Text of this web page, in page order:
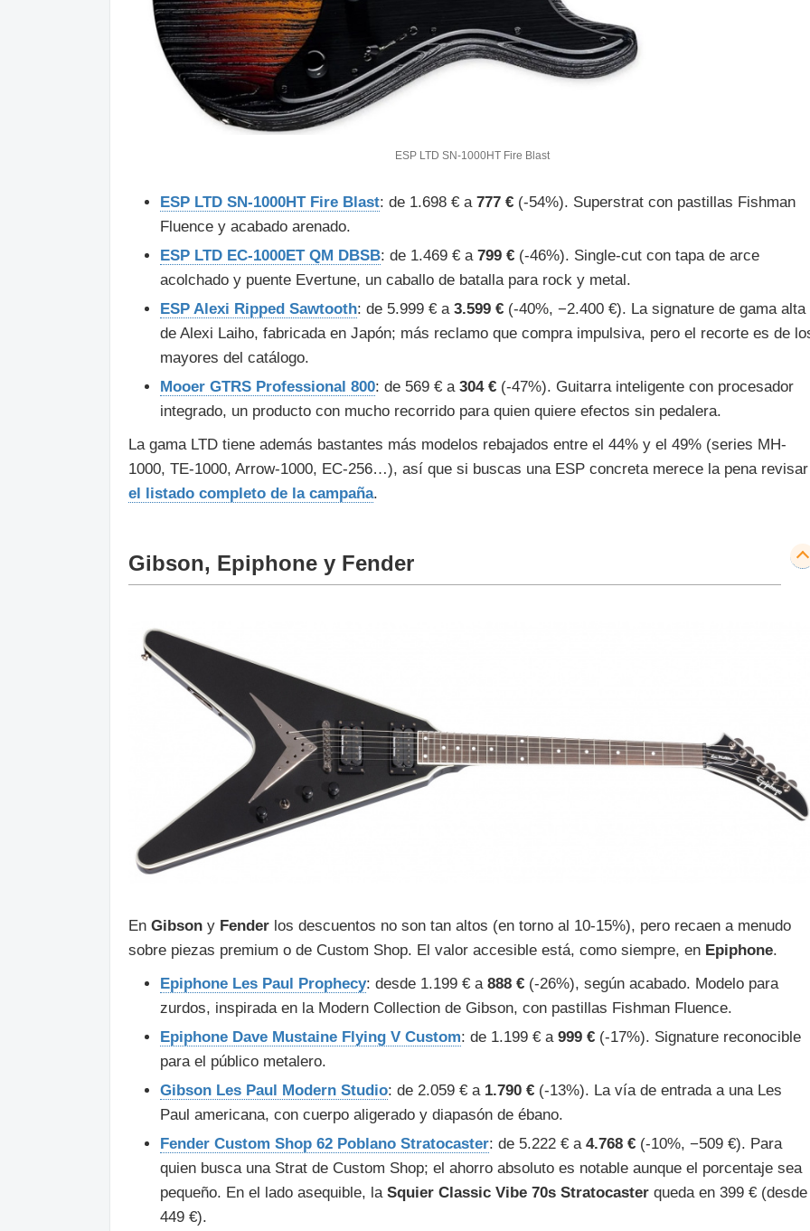
ESP LTD SN-1000HT Fire Blast
ESP LTD SN-1000HT Fire Blast: de 1.698 € a 777 € (-54%). Superstrat con pastillas Fishman
Fluence y acabado arenado.
ESP LTD EC-1000ET QM DBSB: de 1.469 € a 799 € (-46%). Single-cut con tapa de arce
acolchado y puente Evertune, un caballo de batalla para rock y metal.
ESP Alexi Ripped Sawtooth: de 5.999 € a 3.599 € (-40%, −2.400 €). La signature de gama alta
de Alexi Laiho, fabricada en Japón; más reclamo que compra impulsiva, pero el recorte es de
mayores del catálogo.
Mooer GTRS Professional 800: de 569 € a 304 € (-47%). Guitarra inteligente con procesador
integrado, un producto con mucho recorrido para quien quiere efectos sin pedalera.
La gama LTD tiene además bastantes más modelos rebajados entre el 44% y el 49% (series MH-
1000, TE-1000, Arrow-1000, EC-256…), así que si buscas una ESP concreta merece la pena revisar
el listado completo de la campaña.
Gibson, Epiphone y Fender
En Gibson y Fender los descuentos no son tan altos (en torno al 10-15%), pero recaen a menudo
sobre piezas premium o de Custom Shop. El valor accesible está, como siempre, en Epiphone.
Epiphone Les Paul Prophecy: desde 1.199 € a 888 € (-26%), según acabado. Modelo para
zurdos, inspirada en la Modern Collection de Gibson, con pastillas Fishman Fluence.
Epiphone Dave Mustaine Flying V Custom: de 1.199 € a 999 € (-17%). Signature reconocible
para el público metalero.
Gibson Les Paul Modern Studio: de 2.059 € a 1.790 € (-13%). La vía de entrada a una Les
Paul americana, con cuerpo aligerado y diapasón de ébano.
Fender Custom Shop 62 Poblano Stratocaster: de 5.222 € a 4.768 € (-10%, −509 €). Para
quien busca una Strat de Custom Shop; el ahorro absoluto es notable aunque el porcentaje sea
pequeño. En el lado asequible, la Squier Classic Vibe 70s Stratocaster queda en 399 € (desde
449 €).